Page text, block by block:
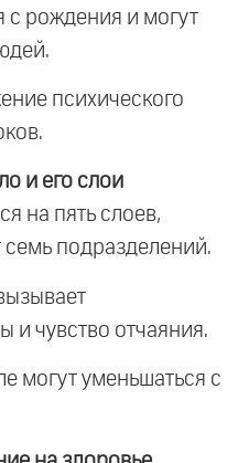
с рождения и могут
психического
и его слои
на пять слоев,
подразделений.
и чувство отчаяния.
могут уменьшаться с